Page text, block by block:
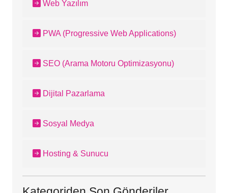
Web Yazılım
PWA (Progressive Web Applications)
SEO (Arama Motoru Optimizasyonu)
Dijital Pazarlama
Sosyal Medya
Hosting & Sunucu